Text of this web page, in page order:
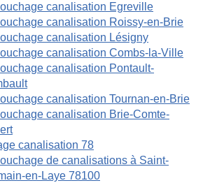
canalisation Egreville
canalisation Roissy-en-Brie
canalisation Lésigny
canalisation Combs-la-Ville
canalisation Pontault-
canalisation Tournan-en-Brie
canalisation Brie-Comte-
canalisation 78
de canalisations à Saint-
en-Laye 78100